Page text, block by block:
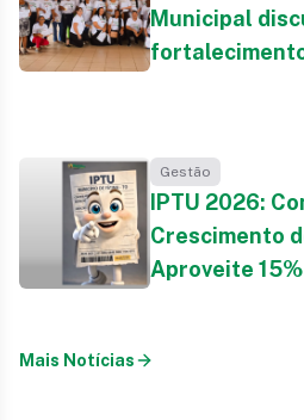
Municipal
Gestão
IPTU 2026:
Crescimento
Aproveite
Mais Notícias